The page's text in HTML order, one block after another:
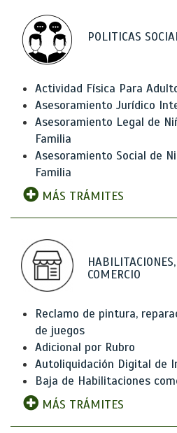
POLITICAS
Actividad Física Para
Asesoramiento Jurídico
Asesoramiento Legal de
Familia
Asesoramiento Social de
Familia
MÁS TRÁMITES
COMERCIO
Reclamo de pintura,
de juegos
Adicional por Rubro
Autoliquidación Digital de
Baja de Habilitaciones
MÁS TRÁMITES